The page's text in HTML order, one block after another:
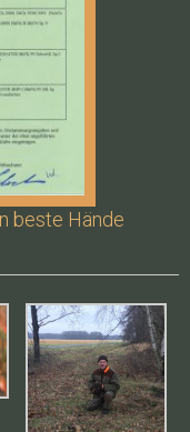
beste Hände